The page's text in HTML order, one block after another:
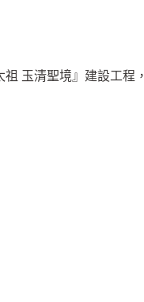
玉清聖境』建設工程，